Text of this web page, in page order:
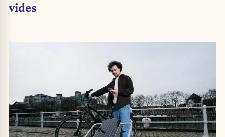
vides